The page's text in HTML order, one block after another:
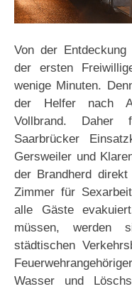
Von der
der ersten
wenige Minuten.
der Helfer nach
Vollbrand. Daher
Saarbrücker
Gersweiler und
der Brandherd
Zimmer für
alle Gäste
müssen, werden
städtischen
Wasser und